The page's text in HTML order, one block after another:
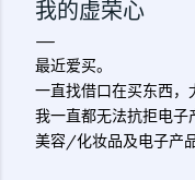
我的虚荣心
最近爱买。
一直找借口在买东西，
我一直都无法抗拒电子
美容/化妆品及电子产